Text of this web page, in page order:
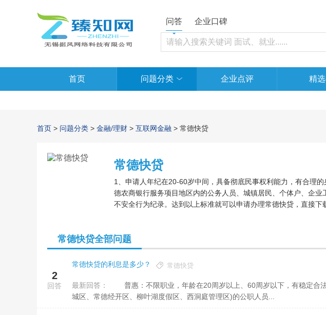
问答 企业口碑
首页 问题分类 企业点评 精选
首页 > 问题分类 > 金融/理财 > 互联网金融 > 常德快贷
常德快贷
1、申请人年纪在20-60岁中间，具备彻底民事权利能力，有合理
德农商银行服务项目地区内的公务人员、城镇居民、个体户、企
不安全行为纪录。达到以上标准就可以申请办理常德快贷，直接下
常德快贷全部问题
2
回答
常德快贷的利息是多少？ 常德快贷
最新回答：
城区、常德经开区、柳叶湖度假区、西洞庭管理区)的公职人员...